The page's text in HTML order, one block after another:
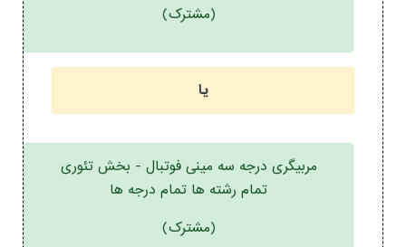
(مشترک)
یا
مربیگری درجه سه مینی فوتبال - بخش تئوری
تمام رشته ها تمام درجه ها
(مشترک)